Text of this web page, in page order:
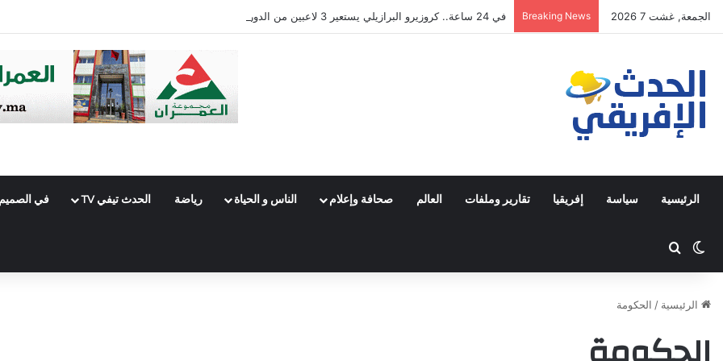
الجمعة, غشت 7 2026 Breaking News في 24 ساعة.. كروزيرو البرازيلي يستعير 3 لاعبين من الدوري السعودي في صفقة غير مسبوقة
الرئيسية سياسة إفريقيا تقارير وملفات العالم صحافة وإعلام الناس و الحياة رياضة الحدث تيفي TV في الصميم
Switch skin
الرئيسية / الحكومة